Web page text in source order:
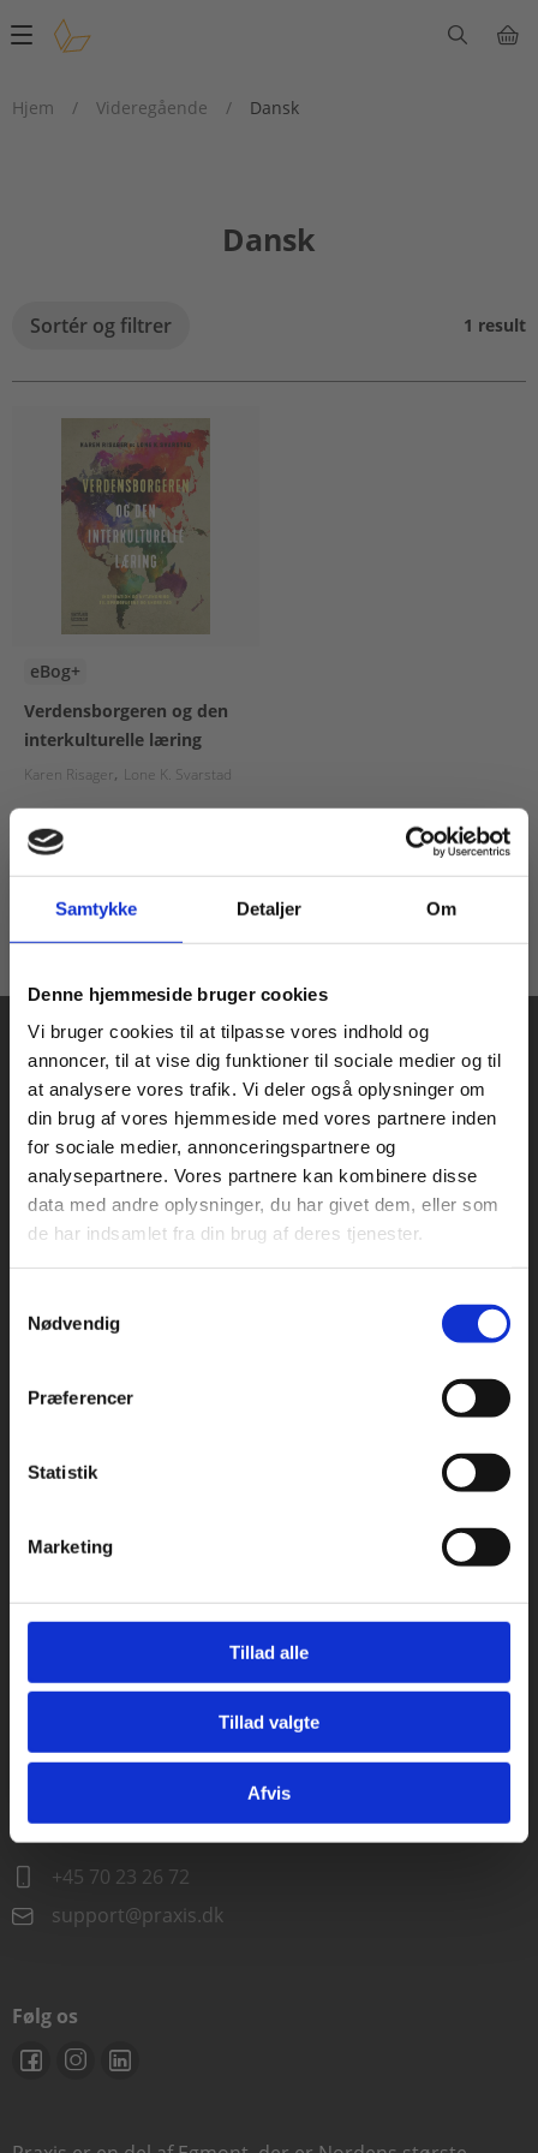
Samtykke Detaljer Om
Denne hjemmeside bruger cookies
Vi bruger cookies til at tilpasse vores indhold og
annoncer, til at vise dig funktioner til sociale medier og til
at analysere vores trafik. Vi deler også oplysninger om
din brug af vores hjemmeside med vores partnere inden
for sociale medier, annonceringspartnere og
analysepartnere. Vores partnere kan kombinere disse
data med andre oplysninger, du har givet dem, eller som
de har indsamlet fra din brug af deres tjenester.
Nødvendig
Præferencer
Statistik
Marketing
Tillad alle
Tillad valgte
Afvis
Main
Hjem
/ Videregående / Dansk
Dansk
Sortér og filtrer 1 result
eBog+
Verdensborgeren og den
interkulturelle læring
Karen Risager Lone K. Svarstad
Fra
Praxis Forlag A/S
CVR 41280921
5000 Odense
Rødekro
Hærvejen 8
Alle hverdage kl. 10.00-15.00
Alle hverdage 8.00-15.00
+45 70 23 26 72
support@praxis.dk
Følg os
Køb læremidler og find masterclasses mm.
Fortsæt som:
For privatkunder og
studerende. Du får
vist priser inkl.
For institutioner og
virksomheder. Du
får vist priser ekskl.
Gå til praxisOnline